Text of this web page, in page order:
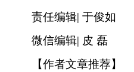
责任编辑| 于俊如
微信编辑| 皮 磊
【作者文章推荐】